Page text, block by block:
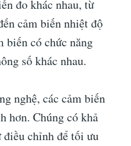
đo khác nhau, từ
cảm biến nhiệt độ
biến có chức năng
số khác nhau.
nghệ, các cảm biến
hơn. Chúng có khả
chỉnh để tối ưu